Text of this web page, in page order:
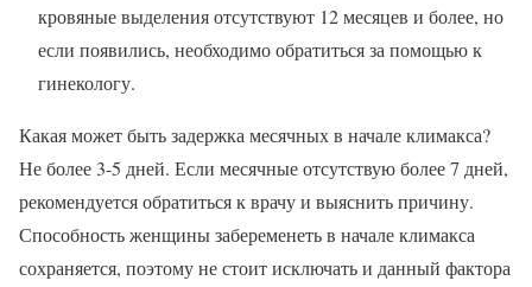
кровяные выделения отсутствуют 12 месяцев и более, но
если появились, необходимо обратиться за помощью к
гинекологу.
Какая может быть задержка месячных в начале климакса?
Не более 3-5 дней. Если месячные отсутствую более 7 дней,
рекомендуется обратиться к врачу и выяснить причину.
Способность женщины забеременеть в начале климакса
сохраняется, поэтому не стоит исключать и данный фактора